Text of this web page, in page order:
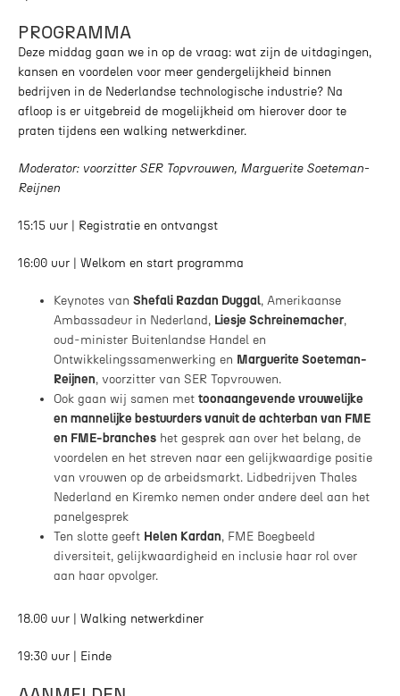
PROGRAMMA
Deze middag gaan we in op de vraag: wat zijn de uitdagingen,
kansen en voordelen voor meer gendergelijkheid binnen
bedrijven in de Nederlandse technologische industrie? Na
afloop is er uitgebreid de mogelijkheid om hierover door te
praten tijdens een walking netwerkdiner.
Moderator: voorzitter SER Topvrouwen, Marguerite Soeteman-
Reijnen
15:15 uur | Registratie en ontvangst
16:00 uur | Welkom en start programma
Keynotes van Shefali Razdan Duggal, Amerikaanse
Ambassadeur in Nederland, Liesje Schreinemacher,
oud-minister Buitenlandse Handel en
Ontwikkelingssamenwerking en Marguerite Soeteman-
Reijnen, voorzitter van SER Topvrouwen.
Ook gaan wij samen met toonaangevende vrouwelijke
en mannelijke bestuurders vanuit de achterban van FME
en FME-branches het gesprek aan over het belang, de
voordelen en het streven naar een gelijkwaardige positie
van vrouwen op de arbeidsmarkt. Lidbedrijven Thales
Nederland en Kiremko nemen onder andere deel aan het
panelgesprek
Ten slotte geeft Helen Kardan, FME Boegbeeld
diversiteit, gelijkwaardigheid en inclusie haar rol over
aan haar opvolger.
18.00 uur | Walking netwerkdiner
19:30 uur | Einde